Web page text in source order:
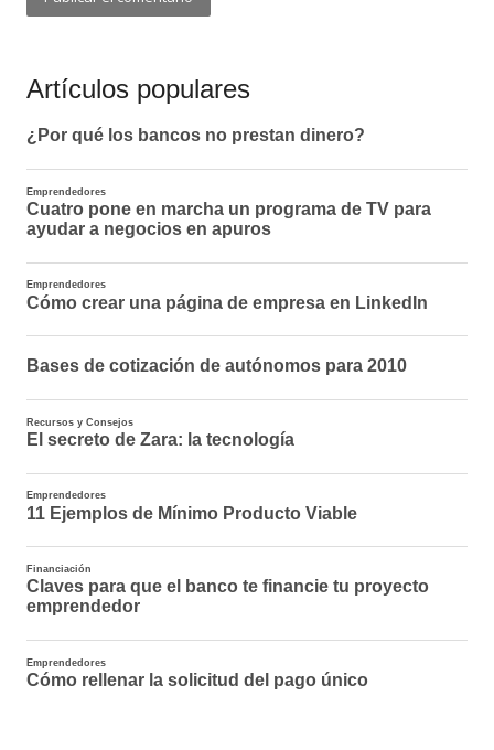
Artículos populares